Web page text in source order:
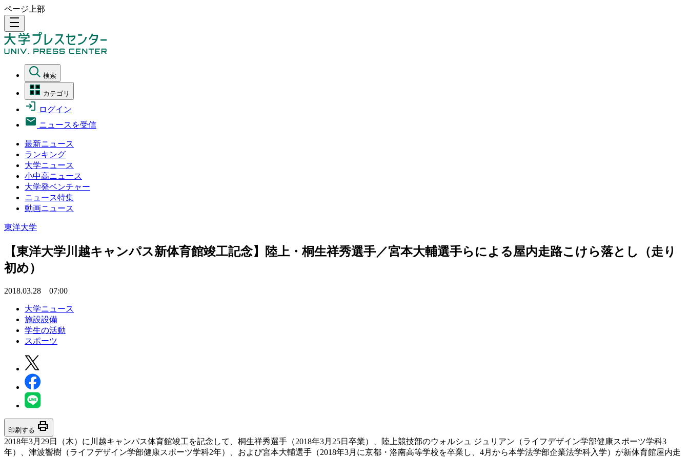
ページ上部
density_medium
検索
カテゴリ
ログイン
ニュースを受信
最新ニュース
ランキング
大学ニュース
小中高ニュース
大学発ベンチャー
ニュース特集
動画ニュース
東洋大学
【東洋大学川越キャンパス新体育館竣工記念】陸上・桐生祥秀選手／宮本大輔選手らによる屋内走路こけら落とし（走り
初め）
2018.03.28 07:00
大学ニュース
施設設備
学生の活動
スポーツ
印刷する print
2018年3月29日（木）に川越キャンパス体育館竣工を記念して、桐生祥秀選手（2018年3月25日卒業）、陸上競技部のウォルシュ ジュリアン（ライフデザイン学部健康スポーツ学科3
年）、津波響樹（ライフデザイン学部健康スポーツ学科2年）、および宮本大輔選手（2018年3月に京都・洛南高等学校を卒業し、4月から本学法学部企業法学科入学）が新体育館屋内走